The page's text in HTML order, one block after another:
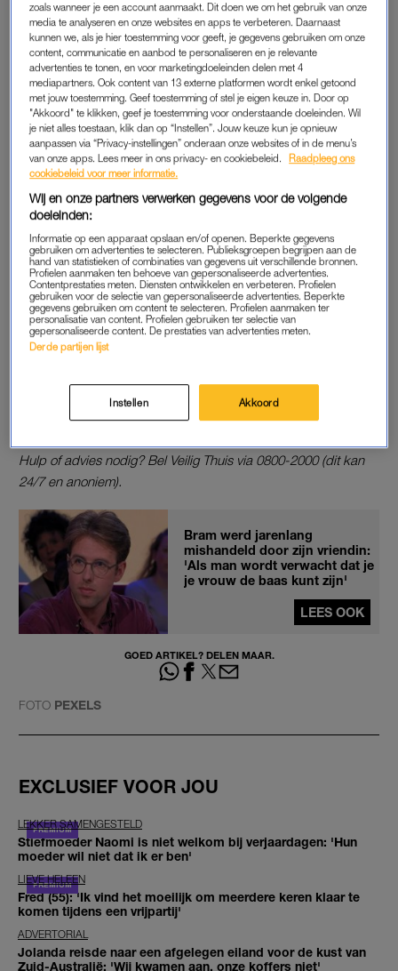
GEVALLEN HUISELIJK GEWELD
De reden daarvoor is volgens Rutgers dat er voor slachtoffers
een drempel is om het geweld aan te kaarten. “Ze leggen
soms de schuld bij zichzelf neer”, vertelt ze aan de omroep,
“soms daartoe aangezet door de daders.”
Maar niet alleen voor de slachtoffers geldt die drempel. Ook
de buitenwereld heeft ermee te maken als het gaat om het
groot belang is “om slachtoffers te beschermen en te zorgen
dat huiselijk geweld stopt.”
ONZICHTBAAR
Om hoeveel gevallen ‘achter de voordeur’ het exact gaat, kan
Rutgers niet zeggen. “We hebben onvoldoende zicht op de
grootte van het probleem”, aldus de officier van justitie. “We
zichtbaar wordt wat onzichtbaar is. Dat moet ook tot meer
meldingen leiden.”
Hulp of advies nodig? Bel Veilig Thuis via 0800-2000 (dit kan
24/7 en anoniem).
Bram werd jarenlang
mishandeld door zijn vriendin:
'Als man wordt verwacht dat je
je vrouw de baas kunt zijn'
LEES OOK
GOED ARTIKEL? DELEN MAAR.
FOTO PEXELS
EXCLUSIEF VOOR JOU
LEKKER SAMENGESTELD
Stiefmoeder Naomi is niet welkom bij verjaardagen: 'Hun
moeder wil niet dat ik er ben'
LIEVE HELEEN
Fred (55): 'Ik vind het moeilijk om meerdere keren klaar te
komen tijdens een vrijpartij'
ADVERTORIAL
Jolanda reisde naar een afgelegen eiland voor de kust van
Zuid-Australië: 'Wij kwamen aan, onze koffers niet'
zoals wanneer je een account aanmaakt. Dit doen we om het gebruik van onze
media te analyseren en onze websites en apps te verbeteren. Daarnaast
kunnen we, als je hier toestemming voor geeft, je gegevens gebruiken om onze
content, communicatie en aanbod te personaliseren en je relevante
advertenties te tonen, en voor marketingdoeleinden delen met 4
mediapartners. Ook content van 13 externe platformen wordt enkel getoond
met jouw toestemming. Geef toestemming of stel je eigen keuze in. Door op
"Akkoord" te klikken, geef je toestemming voor onderstaande doeleinden. Wil
je niet alles toestaan, klik dan op “Instellen”. Jouw keuze kun je opnieuw
aanpassen via “Privacy-instellingen” onderaan onze websites of in de menu’s
van onze apps. Lees meer in ons privacy- en cookiebeleid.
Raadpleeg ons
cookiebeleid voor meer informatie.
Wij en onze partners verwerken gegevens voor de volgende
doeleinden:
Informatie op een apparaat opslaan en/of openen. Beperkte gegevens
gebruiken om advertenties te selecteren. Publieksgroepen begrijpen aan de
hand van statistieken of combinaties van gegevens uit verschillende bronnen.
Profielen aanmaken ten behoeve van gepersonaliseerde advertenties.
Contentprestaties meten. Diensten ontwikkelen en verbeteren. Profielen
gebruiken voor de selectie van gepersonaliseerde advertenties. Beperkte
gegevens gebruiken om content te selecteren. Profielen aanmaken ter
personalisatie van content. Profielen gebruiken ter selectie van
gepersonaliseerde content. De prestaties van advertenties meten.
Derde partijen lijst
Instellen Akkoord